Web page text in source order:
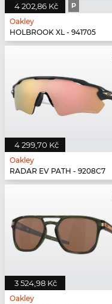
4 202,86 Kč P
Oakley
HOLBROOK XL - 941705
4 299,70 Kč
Oakley
RADAR EV PATH - 9208C7
3 524,98 Kč
Oakley